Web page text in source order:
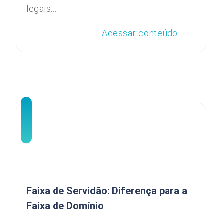
legais...
Acessar conteúdo
Faixa de Servidão: Diferença para a
Faixa de Domínio